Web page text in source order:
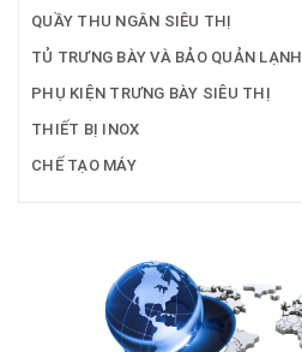
QUẦY THU NGÂN SIÊU THỊ
TỦ TRƯNG BÀY VÀ BẢO QUẢN LẠNH
PHỤ KIỆN TRƯNG BÀY SIÊU THỊ
THIẾT BỊ INOX
CHẾ TẠO MÁY